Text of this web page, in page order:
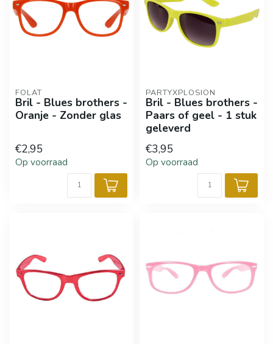
FOLAT
Bril - Blues brothers -
Oranje - Zonder glas
€2,95
Op voorraad
PARTYXPLOSION
Bril - Blues brothers -
Paars of geel - 1 stuk
geleverd
€3,95
Op voorraad